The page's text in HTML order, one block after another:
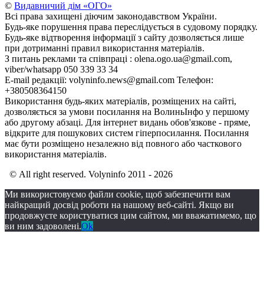
© Видавничий дім «ОГО»
Всі права захищені діючим законодавством України.
Будь-яке порушення права переслідується в судовому порядку.
Будь-яке відтворення інформації з сайту дозволяється лише
при дотриманні правил використання матеріалів.
З питань реклами та співпраці : olena.ogo.ua@gmail.com,
viber/whatsapp 050 339 33 34
E-mail редакції: volyninfo.news@gmail.com Телефон:
+380508364150
Використання будь-яких матеріалів, розміщених на сайті,
дозволяється за умови посилання на ВолиньІнфо у першому
або другому абзаці. Для інтернет видань обов'язкове - пряме,
відкрите для пошукових систем гіперпосилання. Посилання
має бути розміщено незалежно від повного або часткового
використання матеріалів.
© All right reserved. Volyninfo 2011 - 2026
Ми використовуємо файли cookie, щоб забезпечити вам
найкращий досвід роботи на нашому веб-сайті. Якщо ви
продовжуєте користуватися цим сайтом, ми вважатимемо, що
ви ним задоволені.Ok